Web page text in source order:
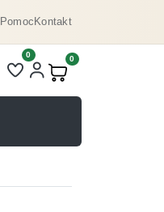
PomocKontakt
Liczba pozycji na liście
0
Produkty w koszyku:
0